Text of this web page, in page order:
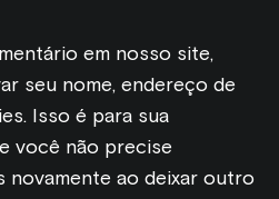
em nosso site,
seu nome, endereço de
Isso é para sua
você não precise
novamente ao deixar outro